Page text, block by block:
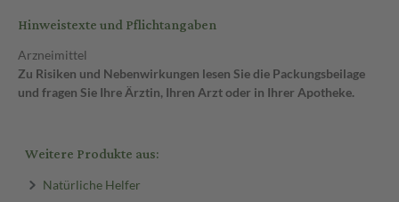
Hinweistexte und Pflichtangaben
Arzneimittel
Zu Risiken und Nebenwirkungen lesen Sie die Packungsbeilage
und fragen Sie Ihre Ärztin, Ihren Arzt oder in Ihrer Apotheke.
Weitere Produkte aus:
Natürliche Helfer